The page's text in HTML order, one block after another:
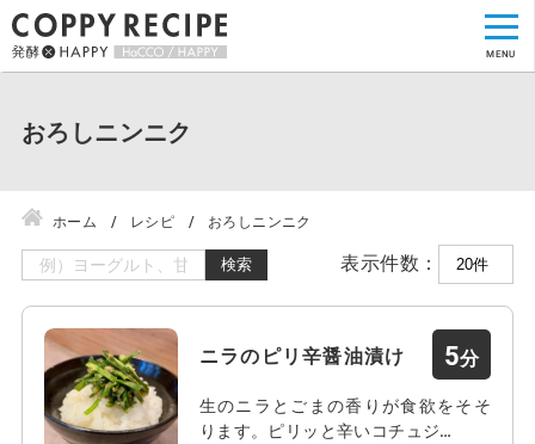
おろしニンニク
ホーム レシピ おろしニンニク
検索 表示件数：
ニラのピリ辛醤油漬け 5
生のニラとごまの香りが食欲をそそ
ります。ピリッと辛いコチュジ…